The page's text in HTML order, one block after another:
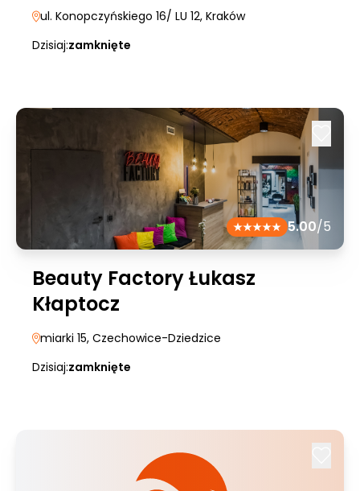
ul. Konopczyńskiego 16/ LU 12, Kraków
Dzisiaj:zamknięte
5.00/5
Beauty Factory Łukasz
Kłaptocz
miarki 15, Czechowice-Dziedzice
Dzisiaj:zamknięte